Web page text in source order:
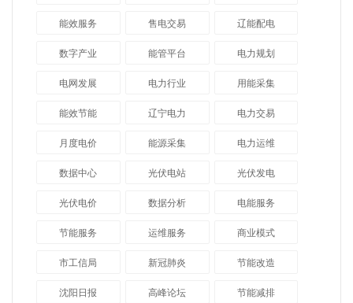
能效服务 售电交易 辽能配电
数字产业 能管平台 电力规划
电网发展 电力行业 用能采集
能效节能 辽宁电力 电力交易
月度电价 能源采集 电力运维
数据中心 光伏电站 光伏发电
光伏电价 数据分析 电能服务
节能服务 运维服务 商业模式
市工信局 新冠肺炎 节能改造
沈阳日报 高峰论坛 节能减排